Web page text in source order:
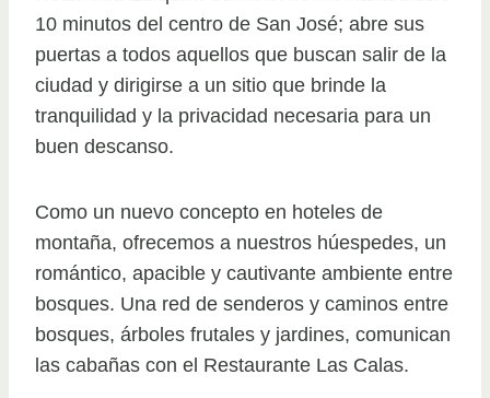
10 minutos del centro de San José; abre sus
puertas a todos aquellos que buscan salir de la
ciudad y dirigirse a un sitio que brinde la
tranquilidad y la privacidad necesaria para un
buen descanso.
Como un nuevo concepto en hoteles de
montaña, ofrecemos a nuestros húespedes, un
romántico, apacible y cautivante ambiente entre
bosques. Una red de senderos y caminos entre
bosques, árboles frutales y jardines, comunican
las cabañas con el Restaurante Las Calas.